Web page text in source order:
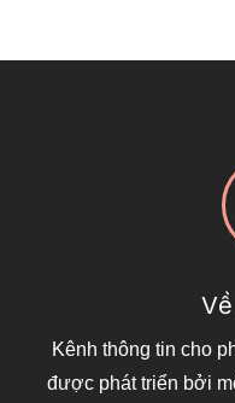
Kênh thông tin cho
được phát triển bởi